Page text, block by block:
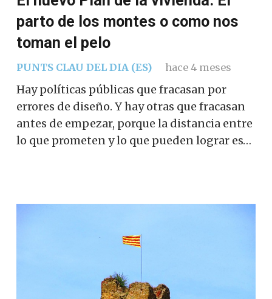
parto de los montes o como nos
toman el pelo
PUNTS CLAU DEL DIA (ES) hace 4 meses
Hay políticas públicas que fracasan por
errores de diseño. Y hay otras que fracasan
antes de empezar, porque la distancia entre
lo que prometen y lo que pueden lograr es…